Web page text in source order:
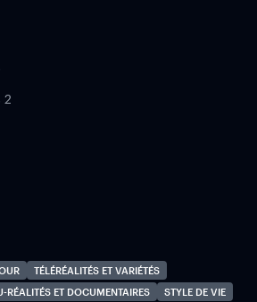
2
TÉLÉRÉALITÉS ET VARIÉTÉS
RÉALITÉS ET DOCUMENTAIRES
STYLE DE VIE